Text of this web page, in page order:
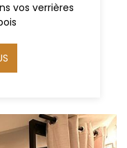
vos verrières